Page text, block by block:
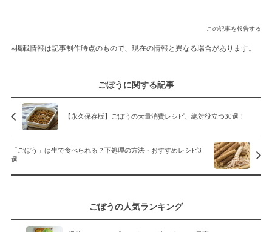
この記事を報告する
※掲載情報は記事制作時点のもので、現在の情報と異なる場合があります。
ごぼうに関する記事
【永久保存版】ごぼうの大量消費レシピ、絶対役立つ30選！
「ごぼう」は生で食べられる？下処理の方法・おすすめレシピ3
選
ごぼうの人気ランキング